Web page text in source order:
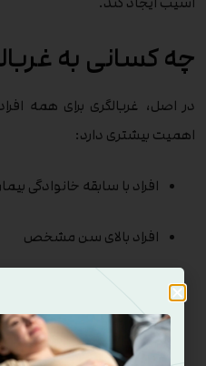
چه کسانی به
در اصل، غربالگری برای همه
اهمیت بیشتری دارد:
افراد با سابقه خانوادگی
افراد بالای سن مشخص
افراد دارای بیماری‌های